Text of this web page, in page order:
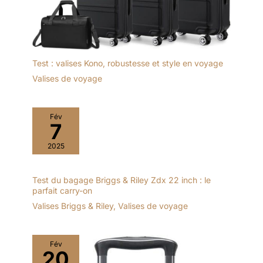
Test : valises Kono, robustesse et style en voyage
Valises de voyage
Fév
7
2025
Test du bagage Briggs & Riley Zdx 22 inch : le
parfait carry-on
Valises Briggs & Riley, Valises de voyage
Fév